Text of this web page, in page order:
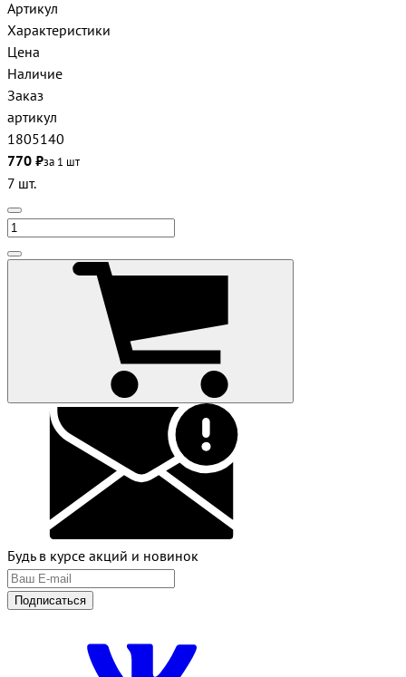
Артикул
Характеристики
Цена
Наличие
Заказ
артикул
1805140
770 ₽за 1 шт
7 шт.
Будь в курсе акций и новинок
Подписаться